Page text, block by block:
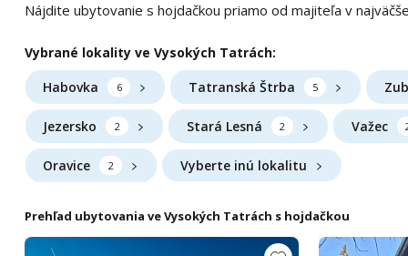
Nájdite ubytovanie s hojdačkou priamo od majiteľa v
Vybrané lokality ve Vysokých Tatrách:
Habovka 6 Tatranská Štrba 5
Jezersko 2 Stará Lesná 2 Važec
Oravice 2 Vyberte inú lokalitu
Prehľad ubytovania ve Vysokých Tatrách s hojdačkou